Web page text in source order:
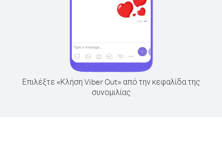
Επιλέξτε «Κλήση Viber Out» από την κεφαλίδα της
συνομιλίας